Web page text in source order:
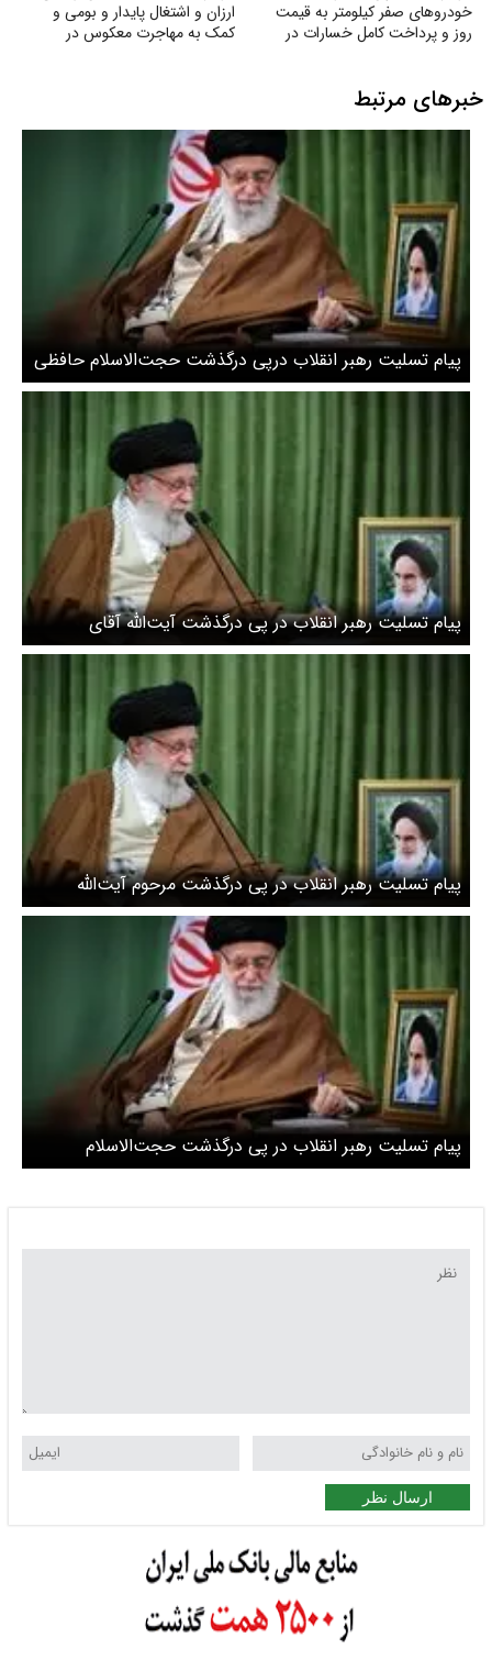
خودروهای صفر کیلومتر به قیمت
روز و پرداخت کامل خسارات در
ارزان و اشتغال پایدار و بومی و
کمک به مهاجرت معکوس در
خبرهای مرتبط
پیام تسلیت رهبر انقلاب درپی درگذشت حجت‌الاسلام حافظی
پیام تسلیت رهبر انقلاب در پی درگذشت آیت‌الله آقای
عبدخدایی
پیام تسلیت رهبر انقلاب در پی درگذشت مرحوم آیت‌الله
شفیعی
پیام تسلیت رهبر انقلاب در پی درگذشت حجت‌الاسلام
صالحی‌منش
ارسال نظر